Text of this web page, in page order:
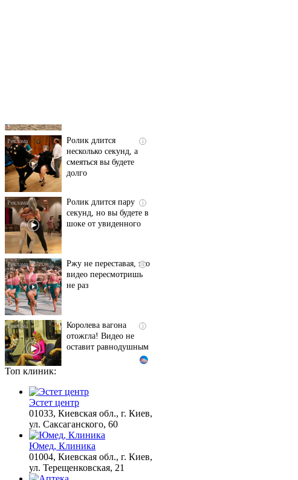
несколько секунд, а
смеяться вы будете
долго
секунд, но вы будете в
шоке от увиденного
видео пересмотришь
не раз
отожгла! Видео не
оставит равнодушным
Пересмотрела 10 раз
Ролик из Омска: вы
будете смеяться долго
Топ клиник:
Эстет центр
01033, Киевская обл., г. Киев,
ул. Саксаганского, 60
Юмед, Клиника
01004, Киевская обл., г. Киев,
ул. Терещенковская, 21